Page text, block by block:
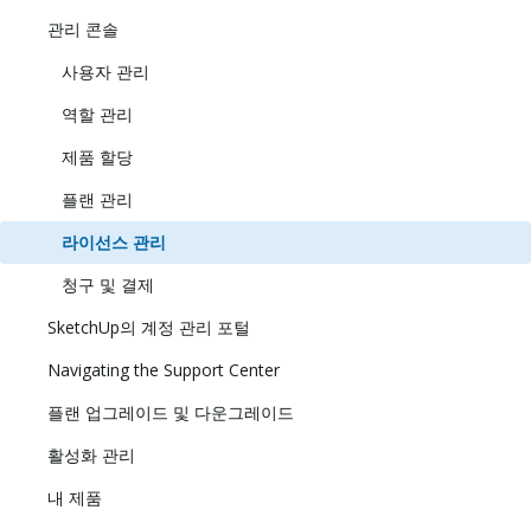
관리 콘솔
사용자 관리
역할 관리
제품 할당
플랜 관리
라이선스 관리
청구 및 결제
SketchUp의 계정 관리 포털
Navigating the Support Center
플랜 업그레이드 및 다운그레이드
활성화 관리
내 제품